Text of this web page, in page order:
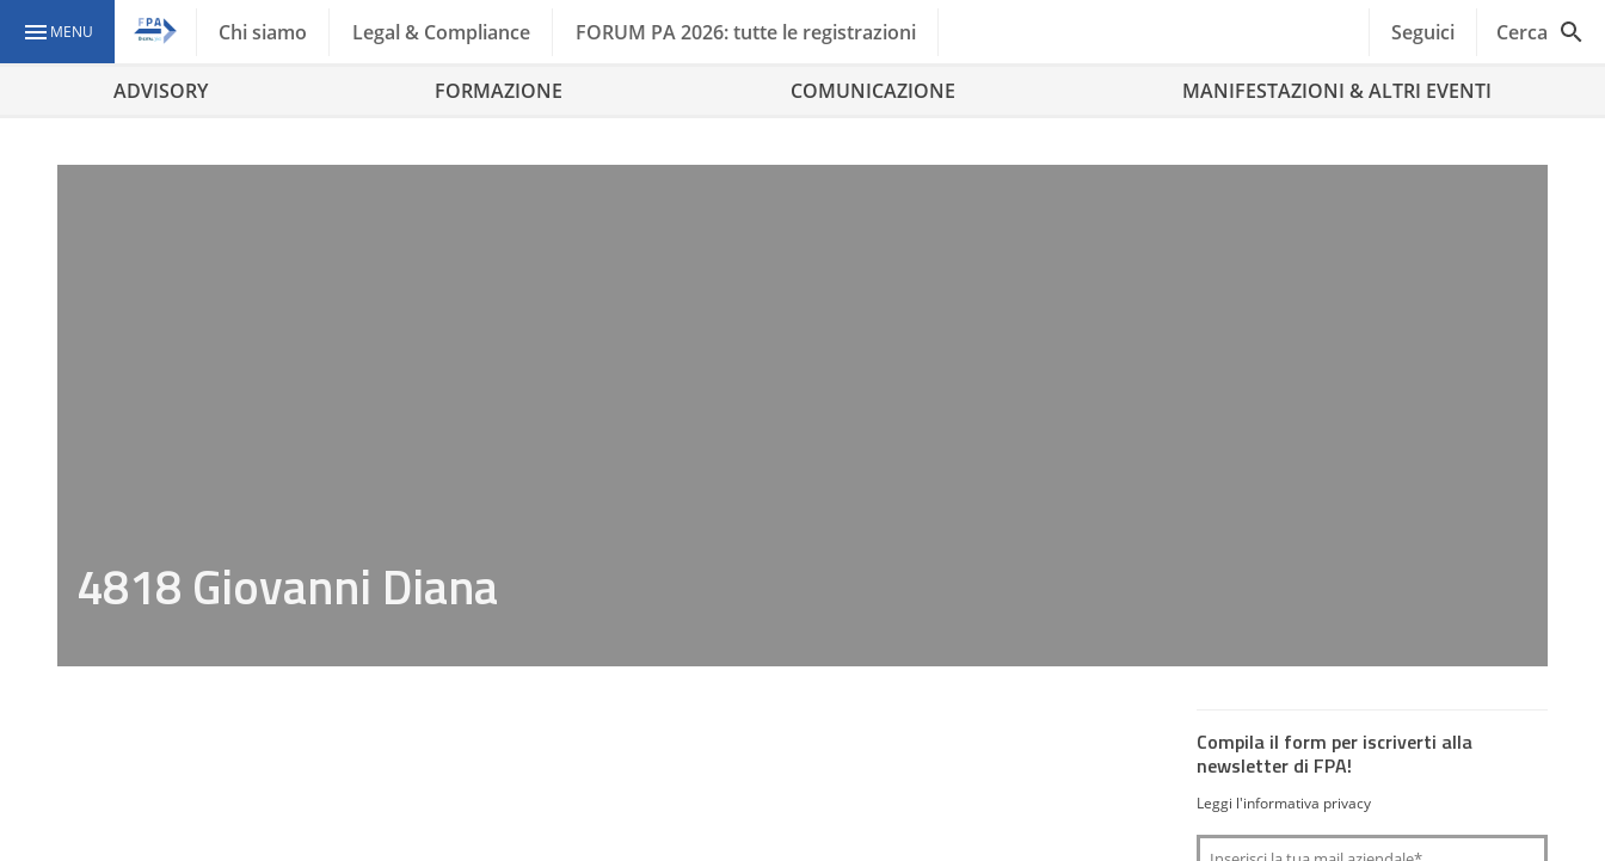
MENU Chi siamo Legal & Compliance FORUM PA 2026: tutte le registrazioni Seguici Cerca
ADVISORY FORMAZIONE COMUNICAZIONE MANIFESTAZIONI & ALTRI EVENTI
4818 Giovanni Diana
Compila il form per iscriverti alla
newsletter di FPA!
Leggi l'informativa privacy